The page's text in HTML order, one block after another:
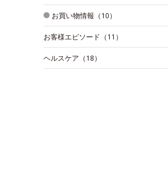
お買い物情報（10）
お客様エピソード（11）
ヘルスケア（18）